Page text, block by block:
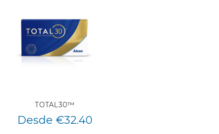
TOTAL30™
Desde €32.40